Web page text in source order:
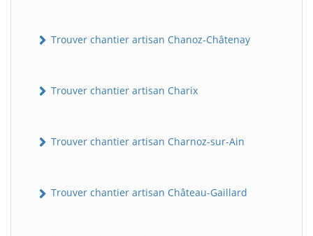
Trouver chantier artisan Chanoz-Châtenay
Trouver chantier artisan Charix
Trouver chantier artisan Charnoz-sur-Ain
Trouver chantier artisan Château-Gaillard